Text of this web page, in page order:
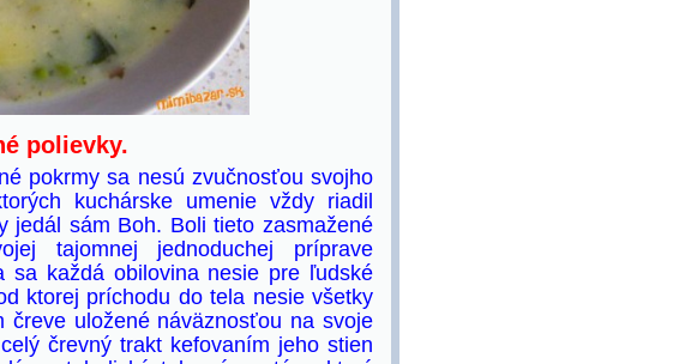
polievky.
pokrmy sa nesú zvučnosťou svojho
kuchárske umenie vždy riadil
jedál sám Boh. Boli tieto zasmažené
tajomnej jednoduchej príprave
sa každá obilovina nesie pre ľudské
ktorej príchodu do tela nesie všetky
čreve uložené náväznosťou na svoje
črevný trakt kefovaním jeho stien